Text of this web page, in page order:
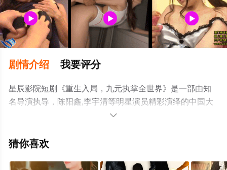
剧情介绍 我要评分
星辰影院短剧《重生入局，九元执掌全世界》是一部由知
名导演执导，陈阳鑫,李宇清等明星演员精彩演绎的中国大
陆电视剧，大结局剧情已揭晓（全集完结），手机免费观
视剧提前免费观看，更多剧情信息可移步至豆瓣电视剧、

猜你喜欢